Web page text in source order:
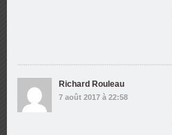
Richard Rouleau
7 août 2017 à 22:58